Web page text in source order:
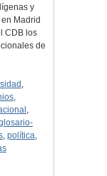
y
Madrid
CDB los
de
,
,
,
, política,